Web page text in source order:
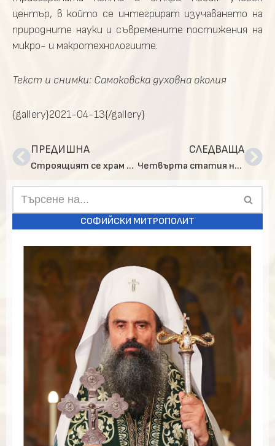
център, в който се интегрират изучаването на
природните науки и съвремените постижения на
микро- и макротехнологиите.
Текст и снимки: Самоковска духовна околия
{gallery}2021-04-13{/gallery}
ПРЕДИШНА
Строящият се храм „Св. Пимен Зографски“ има вече нови камбани
СЛЕДВАЩА
Четвърта статия на Богородичния акатист в столичния храм „Св. Седмочисленици“
СОФИЙСКИ МИТРОПОЛИТ